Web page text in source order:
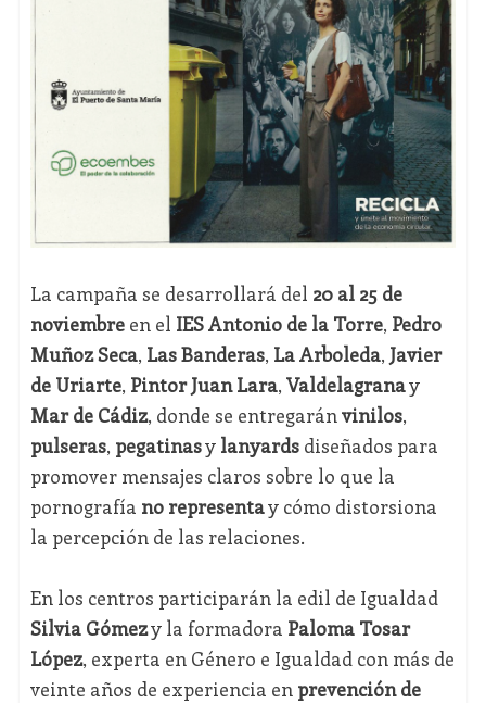
La campaña se desarrollará del 20 al 25 de
noviembreen el IES Antonio de la Torre, Pedro
Muñoz Seca, Las Banderas, La Arboleda, Javier
de Uriarte, Pintor Juan Lara, Valdelagranay
Mar de Cádiz, donde se entregaránvinilos,
pulseras, pegatinasy lanyardsdiseñados para
promover mensajes claros sobre lo que la
pornografía no representay cómo distorsiona
la percepción de las relaciones.
En los centros participarán la edil de Igualdad
Silvia Gómezy la formadora Paloma Tosar
López, experta en Género e Igualdad con más de
veinte años de experiencia en prevención de